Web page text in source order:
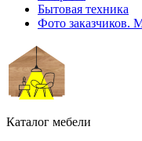
Бытовая техника
Фото заказчиков.
Каталог мебели